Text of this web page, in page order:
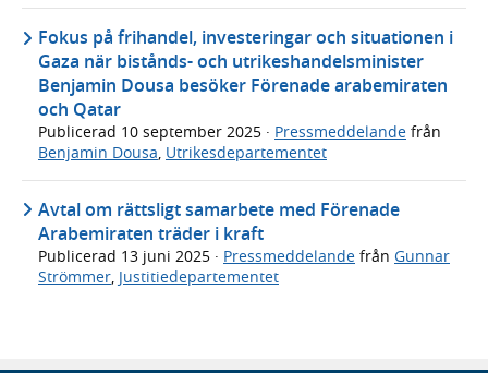
Fokus på frihandel, investeringar och situationen i
Gaza när bistånds- och utrikeshandelsminister
Benjamin Dousa besöker Förenade arabemiraten
och Qatar
Publicerad 10 september 2025 · Pressmeddelande från
Benjamin Dousa, Utrikesdepartementet
Avtal om rättsligt samarbete med Förenade
Arabemiraten träder i kraft
Publicerad 13 juni 2025 · Pressmeddelande från Gunnar
Strömmer, Justitiedepartementet